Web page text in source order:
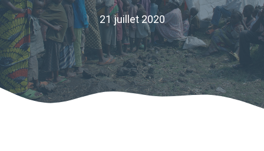
21 juillet 2020